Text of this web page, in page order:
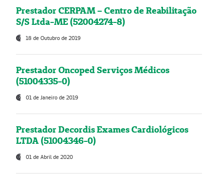
Prestador CERPAM – Centro de Reabilitação
S/S Ltda-ME (52004274-8)
18 de Outubro de 2019
Prestador Oncoped Serviços Médicos
(51004335-0)
01 de Janeiro de 2019
Prestador Decordis Exames Cardiológicos
LTDA (51004346-0)
01 de Abril de 2020